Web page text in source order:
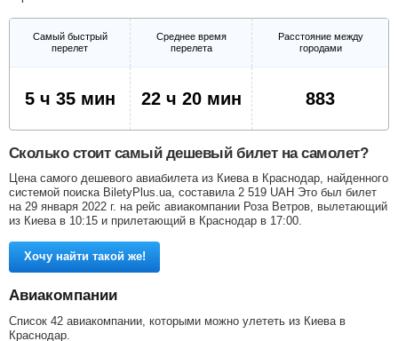
Самый быстрый
перелет
Среднее время
перелета
Расстояние между
городами
5 ч 35 мин 22 ч 20 мин 883
Сколько стоит самый дешевый билет на самолет?
Цена самого дешевого авиабилета из Киева в Краснодар, найденного
системой поиска BiletyPlus.ua, составила 2 519 UAH Это был билет
на 29 января 2022 г. на рейс авиакомпании Роза Ветров, вылетающий
из Киева в 10:15 и прилетающий в Краснодар в 17:00.
Хочу найти такой же!
Авиакомпании
Список 42 авиакомпании, которыми можно улететь из Киева в
Краснодар.